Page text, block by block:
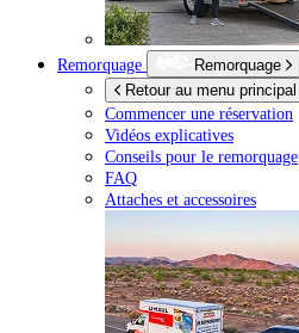
Remorquage
Remorquage
Retour au menu principal
Commencer une réservation
Vidéos explicatives
Conseils pour le remorquage
FAQ
Attaches et accessoires